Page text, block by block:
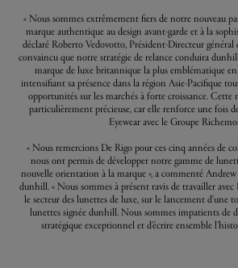
« Nous sommes extrêmement fiers de notre nouveau
marque authentique au design avant-garde et à la
déclaré Roberto Vedovotto, Président-Directeur général
convaincu que notre stratégie de relance conduira
marque de luxe britannique la plus emblématique
intensifiant sa présence dans la région Asie-Pacifique
opportunités sur les marchés à forte croissance. Cette
particulièrement précieuse, car elle renforce une fois
Eyewear avec le Groupe
« Nous remercions De Rigo pour ces cinq années de
nous ont permis de développer notre gamme de
nouvelle orientation à la marque », a commenté
dunhill. « Nous sommes à présent ravis de travailler avec
le secteur des lunettes de luxe, sur le lancement d'une
lunettes signée dunhill. Nous sommes impatients de
stratégique exceptionnel et d’écrire ensemble